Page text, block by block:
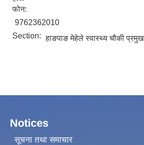
फोन:
9762362010
Section: हाङपाङ मेहेले स्वास्थ्य चौकी प्रमुख
Notices
सूचना तथा समाचार